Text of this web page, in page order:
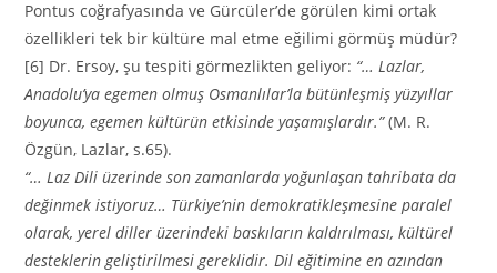
Pontus coğrafyasında ve Gürcüler’de görülen kimi ortak
özellikleri tek bir kültüre mal etme eğilimi görmüş müdür?
[6] Dr. Ersoy, şu tespiti görmezlikten geliyor: “… Lazlar,
Anadolu’ya egemen olmuş Osmanlılar’la bütünleşmiş yüzyıllar
boyunca, egemen kültürün etkisinde yaşamışlardır.”(M. R.
Özgün, Lazlar, s.65).
“… Laz Dili üzerinde son zamanlarda yoğunlaşan tahribata da
değinmek istiyoruz… Türkiye’nin demokratikleşmesine paralel
olarak, yerel diller üzerindeki baskıların kaldırılması, kültürel
desteklerin geliştirilmesi gereklidir. Dil eğitimine en azından